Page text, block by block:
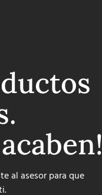
al asesor para que